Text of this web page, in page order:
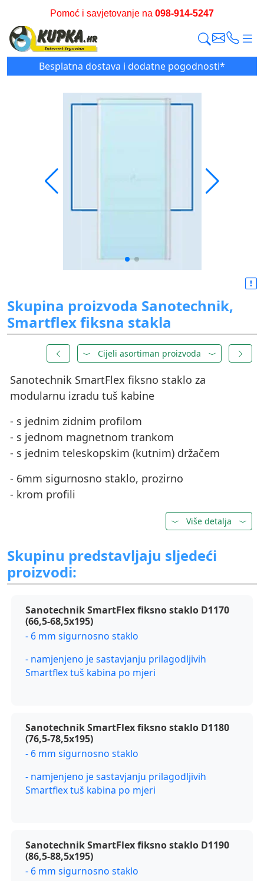
Pomoć i savjetovanje na 098-914-5247
Besplatna dostava i dodatne pogodnosti*
Skupina proizvoda Sanotechnik,
Smartflex fiksna stakla
Cijeli asortiman proizvoda
Sanotechnik SmartFlex fiksno staklo za
modularnu izradu tuš kabine
- s jednim zidnim profilom
- s jednom magnetnom trankom
- s jednim teleskopskim (kutnim) držačem
- 6mm sigurnosno staklo, prozirno
- krom profili
Više detalja
Skupinu predstavljaju sljedeći
proizvodi:
Sanotechnik SmartFlex fiksno staklo D1170
(66,5-68,5x195)
- 6 mm sigurnosno staklo
- namjenjeno je sastavjanju prilagodljivih
Smartflex tuš kabina po mjeri
Sanotechnik SmartFlex fiksno staklo D1180
(76,5-78,5x195)
- 6 mm sigurnosno staklo
- namjenjeno je sastavjanju prilagodljivih
Smartflex tuš kabina po mjeri
Sanotechnik SmartFlex fiksno staklo D1190
(86,5-88,5x195)
- 6 mm sigurnosno staklo